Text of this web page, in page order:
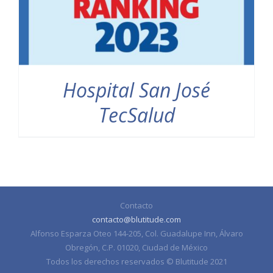
Hospital San José
TecSalud
Contacto
contacto@blutitude.com
Alfonso Esparza Oteo 144-205, Col. Guadalupe Inn, Álvaro
Obregón, C.P. 01020, Ciudad de México
Todos los derechos reservados © Blutitude 2021